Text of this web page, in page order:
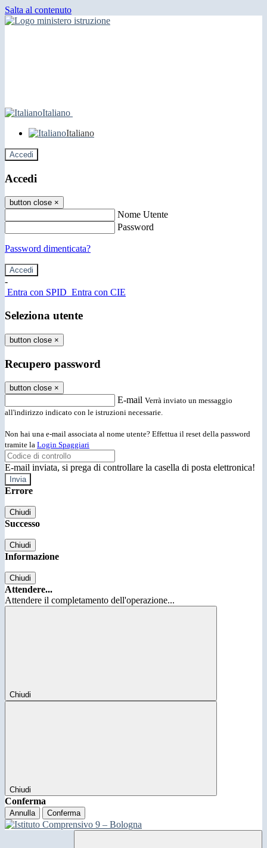
Salta al contenuto
Italiano
Italiano
Accedi
Accedi
button close ×
Nome Utente
Password
Password dimenticata?
-
Entra con SPID Entra con CIE
Seleziona utente
button close ×
Recupero password
button close ×
E-mail Verrà inviato un messaggio
all'indirizzo indicato con le istruzioni necessarie.
Non hai una e-mail associata al nome utente? Effettua il reset della password
tramite la Login Spaggiari
E-mail inviata, si prega di controllare la casella di posta elettronica!
Errore
Chiudi
Successo
Chiudi
Informazione
Chiudi
Attendere...
Attendere il completamento dell'operazione...
Chiudi
Chiudi
Conferma
Annulla Conferma